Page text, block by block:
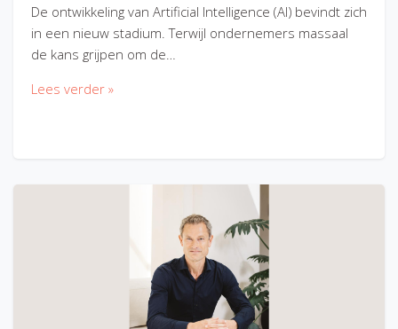
De ontwikkeling van Artificial Intelligence (AI) bevindt zich
in een nieuw stadium. Terwijl ondernemers massaal
de kans grijpen om de…
Lees verder »